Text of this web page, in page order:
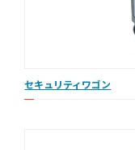
セキュリティワゴン